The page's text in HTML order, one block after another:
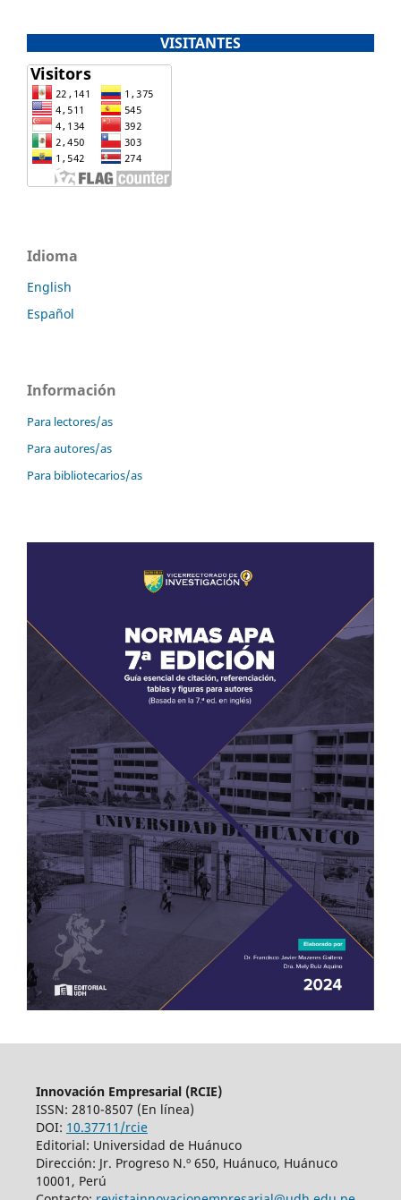
VISITANTES
Idioma
English
Español
Información
Para lectores/as
Para autores/as
Para bibliotecarios/as
Innovación Empresarial (RCIE)
ISSN: 2810-8507 (En línea)
DOI: 10.37711/rcie
Editorial: Universidad de Huánuco
Dirección: Jr. Progreso N.º 650, Huánuco, Huánuco
10001, Perú